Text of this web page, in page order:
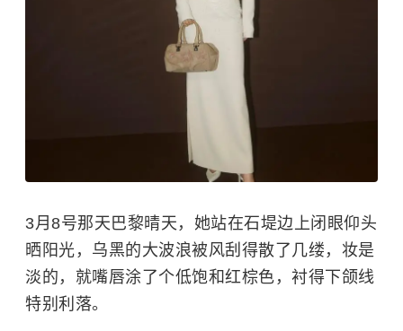
3月8号那天巴黎晴天，她站在石堤边上闭眼仰头
晒阳光，乌黑的大波浪被风刮得散了几缕，妆是
淡的，就嘴唇涂了个低饱和红棕色，衬得下颌线
特别利落。